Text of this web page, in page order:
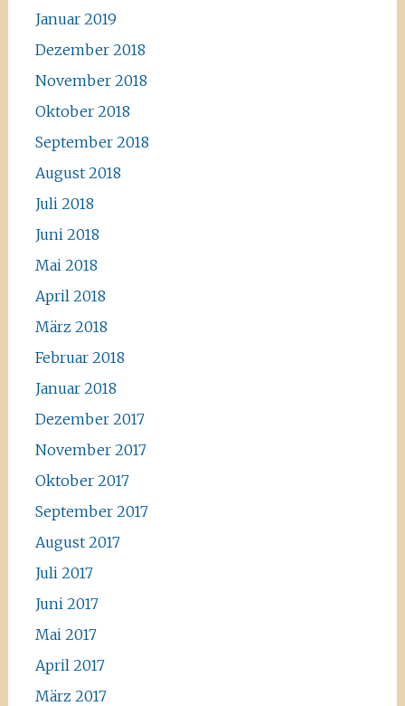
Januar 2019
Dezember 2018
November 2018
Oktober 2018
September 2018
August 2018
Juli 2018
Juni 2018
Mai 2018
April 2018
März 2018
Februar 2018
Januar 2018
Dezember 2017
November 2017
Oktober 2017
September 2017
August 2017
Juli 2017
Juni 2017
Mai 2017
April 2017
März 2017